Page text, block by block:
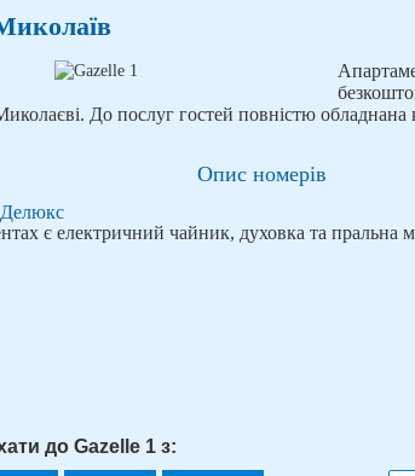
До послуг гостей повністю обладнана
Опис номерів
є електричний чайник, духовка та пральна
до Gazelle 1 з: